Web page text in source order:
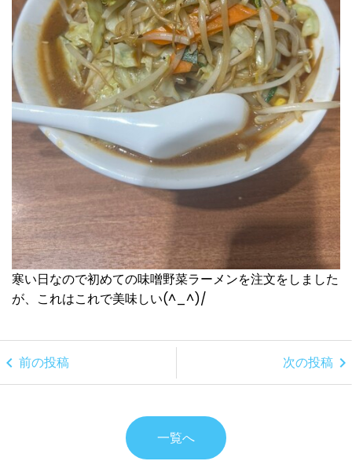
寒い日なので初めての味噌野菜ラーメンを注文をしました
が、これはこれで美味しい(^_^)/
chevron_left 前の投稿 次の投稿 chevron_right
一覧へ